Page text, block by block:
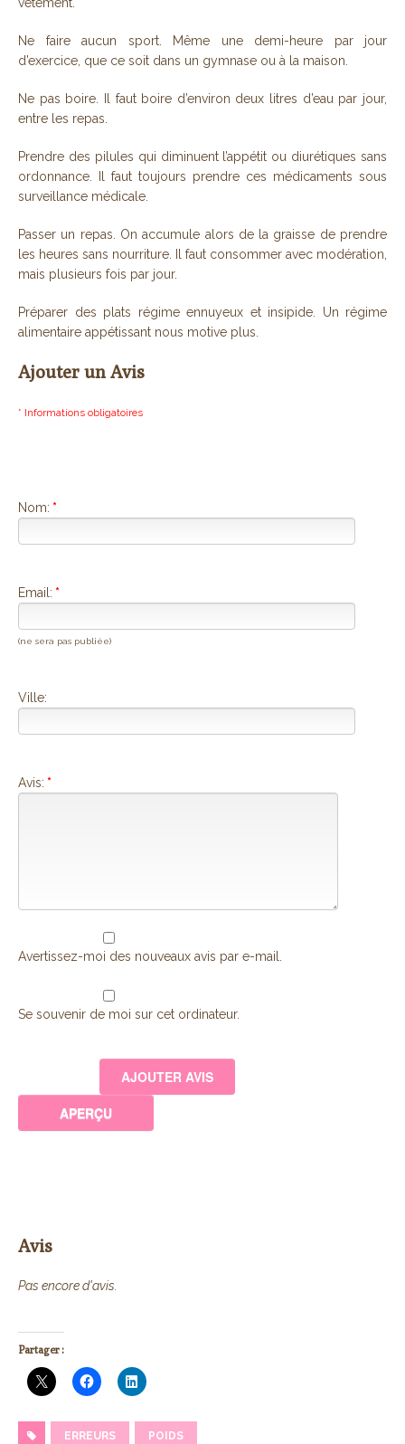
Ne faire aucun sport. Même une demi-heure par jour
d’exercice, que ce soit dans un gymnase ou à la maison.
Ne pas boire. Il faut boire d’environ deux litres d’eau par jour,
entre les repas.
Prendre des pilules qui diminuent l’appétit ou diurétiques sans
ordonnance. Il faut toujours prendre ces médicaments sous
surveillance médicale.
Passer un repas. On accumule alors de la graisse de prendre
les heures sans nourriture. Il faut consommer avec modération,
mais plusieurs fois par jour.
Préparer des plats régime ennuyeux et insipide. Un régime
alimentaire appétissant nous motive plus.
Ajouter un Avis
* Informations obligatoires
Nom: *
Email: *
(ne sera pas publiée)
Ville:
Avis: *
Avertissez-moi des nouveaux avis par e-mail.
Se souvenir de moi sur cet ordinateur.
Avis
Pas encore d'avis.
Partager :
ERREURS POIDS